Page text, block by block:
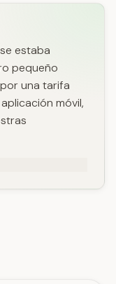
estaba
pequeño
una tarifa
móvil,